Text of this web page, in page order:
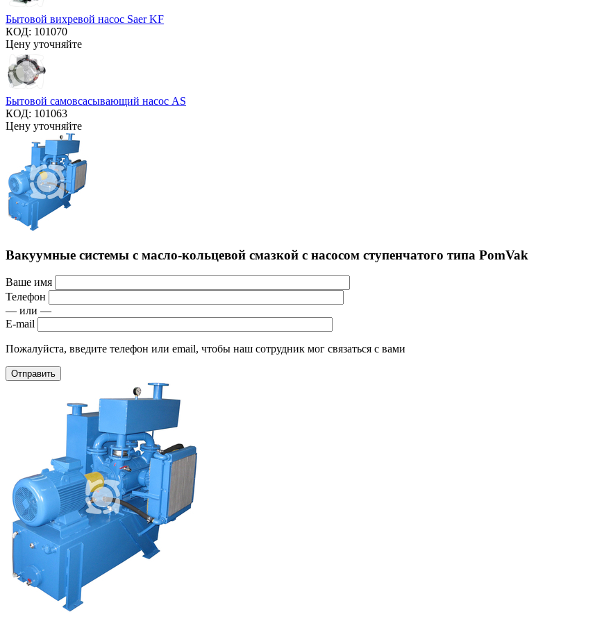
Бытовой вихревой насос Saer KF
КОД: 101070
Цену уточняйте
Бытовой самовсасывающий насос AS
КОД: 101063
Цену уточняйте
Вакуумные системы с масло-кольцевой смазкой с насосом ступенчатого типа PomVak
Ваше имя
Телефон
— или —
E-mail
Пожалуйста, введите телефон или email, чтобы наш сотрудник мог связаться с вами
Отправить